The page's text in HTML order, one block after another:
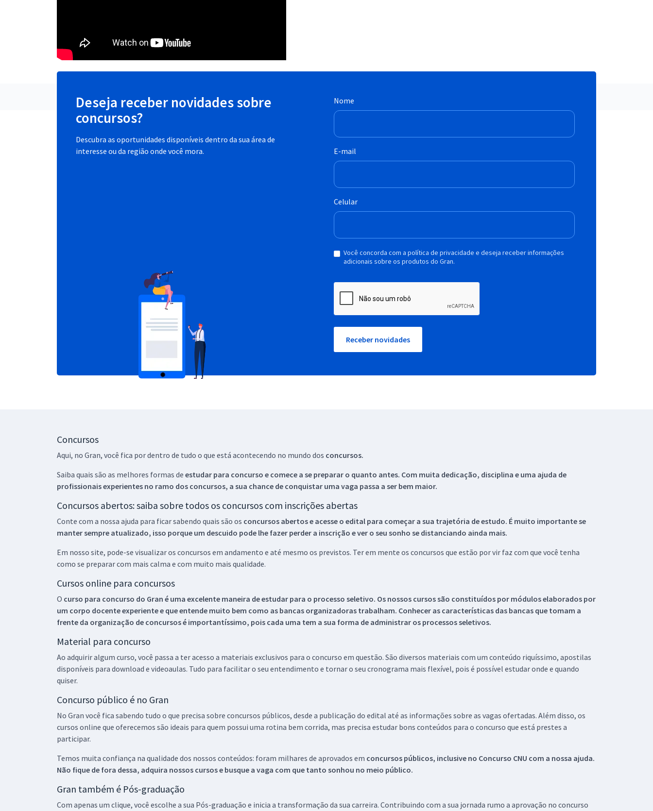
Deseja receber novidades sobre
concursos?
Descubra as oportunidades disponíveis dentro da sua área de
interesse ou da região onde você mora.
Nome
E-mail
Celular
Você concorda com a política de privacidade e deseja receber informações
adicionais sobre os produtos do Gran.
Receber novidades
Concursos
Aqui, no Gran, você fica por dentro de tudo o que está acontecendo no mundo dos concursos.
Saiba quais são as melhores formas de estudar para concurso e comece a se preparar o quanto antes. Com muita dedicação, disciplina e uma ajuda de
profissionais experientes no ramo dos concursos, a sua chance de conquistar uma vaga passa a ser bem maior.
Concursos abertos: saiba sobre todos os concursos com inscrições abertas
Conte com a nossa ajuda para ficar sabendo quais são os concursos abertos e acesse o edital para começar a sua trajetória de estudo. É muito importante se
manter sempre atualizado, isso porque um descuido pode lhe fazer perder a inscrição e ver o seu sonho se distanciando ainda mais.
Em nosso site, pode-se visualizar os concursos em andamento e até mesmo os previstos. Ter em mente os concursos que estão por vir faz com que você tenha
como se preparar com mais calma e com muito mais qualidade.
Cursos online para concursos
O curso para concurso do Gran é uma excelente maneira de estudar para o processo seletivo. Os nossos cursos são constituídos por módulos elaborados por
um corpo docente experiente e que entende muito bem como as bancas organizadoras trabalham. Conhecer as características das bancas que tomam a
frente da organização de concursos é importantíssimo, pois cada uma tem a sua forma de administrar os processos seletivos.
Material para concurso
Ao adquirir algum curso, você passa a ter acesso a materiais exclusivos para o concurso em questão. São diversos materiais com um conteúdo riquíssimo, apostilas
disponíveis para download e videoaulas. Tudo para facilitar o seu entendimento e tornar o seu cronograma mais flexível, pois é possível estudar onde e quando
quiser.
Concurso público é no Gran
No Gran você fica sabendo tudo o que precisa sobre concursos públicos, desde a publicação do edital até as informações sobre as vagas ofertadas. Além disso, os
cursos online que oferecemos são ideais para quem possui uma rotina bem corrida, mas precisa estudar bons conteúdos para o concurso que está prestes a
participar.
Temos muita confiança na qualidade dos nossos conteúdos: foram milhares de aprovados em concursos públicos, inclusive no Concurso CNU com a nossa ajuda.
Não fique de fora dessa, adquira nossos cursos e busque a vaga com que tanto sonhou no meio público.
Gran também é Pós-graduação
Com apenas um clique, você escolhe a sua Pós-graduação e inicia a transformação da sua carreira. Contribuindo com a sua jornada rumo a aprovação no concurso